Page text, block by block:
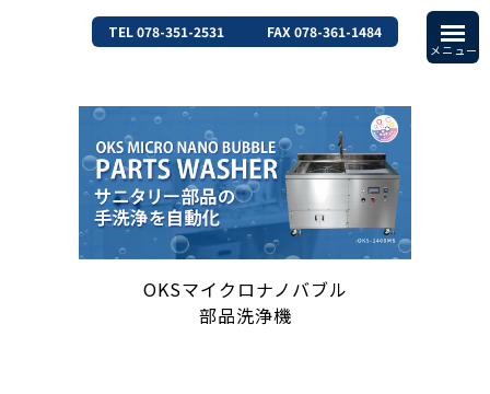
TEL 078-351-2531 FAX 078-361-1484
OKSマイクロナノバブル
部品洗浄機